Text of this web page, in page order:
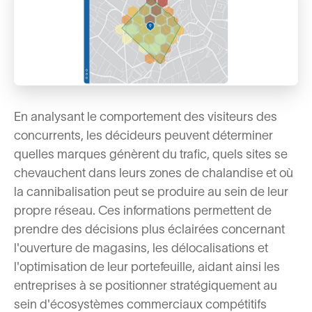
En analysant le comportement des visiteurs des
concurrents, les décideurs peuvent déterminer
quelles marques génèrent du trafic, quels sites se
chevauchent dans leurs zones de chalandise et où
la cannibalisation peut se produire au sein de leur
propre réseau. Ces informations permettent de
prendre des décisions plus éclairées concernant
l'ouverture de magasins, les délocalisations et
l'optimisation de leur portefeuille, aidant ainsi les
entreprises à se positionner stratégiquement au
sein d'écosystèmes commerciaux compétitifs